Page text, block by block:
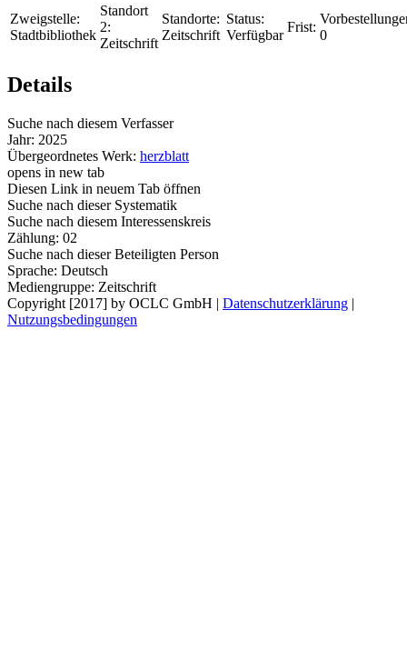
Zweigstelle:
Stadtbibliothek
Standort
2:
Zeitschrift
Standorte:
Zeitschrift
Status:
Verfügbar
Frist:
0
Details
Suche nach diesem Verfasser
Jahr: 2025
Übergeordnetes Werk: herzblatt
opens in new tab
Diesen Link in neuem Tab öffnen
Suche nach dieser Systematik
Suche nach diesem Interessenskreis
Zählung: 02
Suche nach dieser Beteiligten Person
Sprache: Deutsch
Mediengruppe: Zeitschrift
Copyright [2017] by OCLC GmbH | Datenschutzerklärung |
Nutzungsbedingungen